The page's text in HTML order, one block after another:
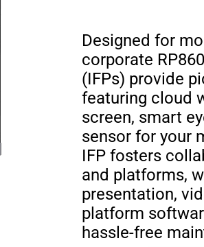
Designed for
corporate
(IFPs) provide
featuring cloud
screen, smart
sensor for your
IFP fosters
and platforms,
presentation,
platform
hassle-free